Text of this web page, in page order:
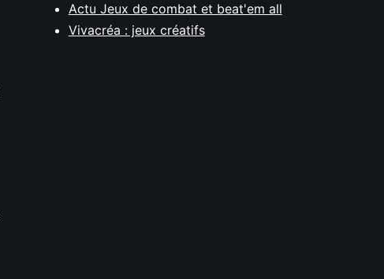
Actu Jeux de combat et beat'em all
Vivacréa : jeux créatifs